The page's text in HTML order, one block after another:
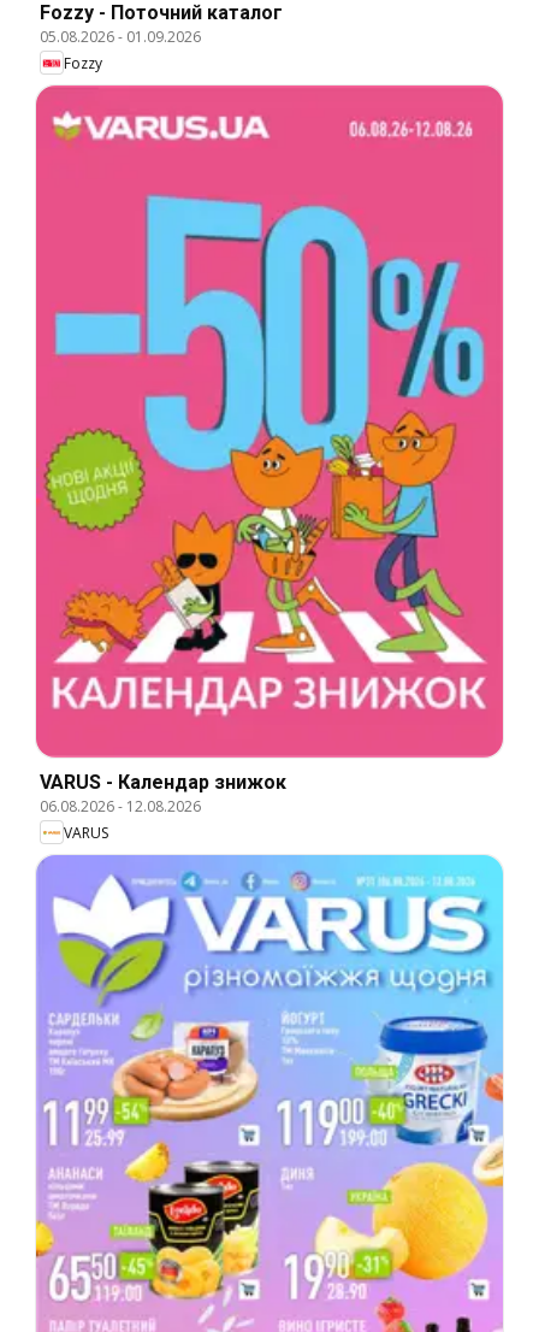
Fozzy - Поточний каталог
05.08.2026- 01.09.2026
Fozzy
VARUS - Календар знижок
06.08.2026- 12.08.2026
VARUS